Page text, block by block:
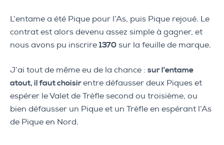
L’entame a été Pique pour l’As, puis Pique rejoué. Le
contrat est alors devenu assez simple à gagner, et
nous avons pu inscrire 1370 sur la feuille de marque.
J’ai tout de même eu de la chance : sur l’entame
atout, il faut choisirentre défausser deux Piques et
espérer le Valet de Trèfle second ou troisième, ou
bien défausser un Pique et un Trèfle en espérant l’As
de Pique en Nord.